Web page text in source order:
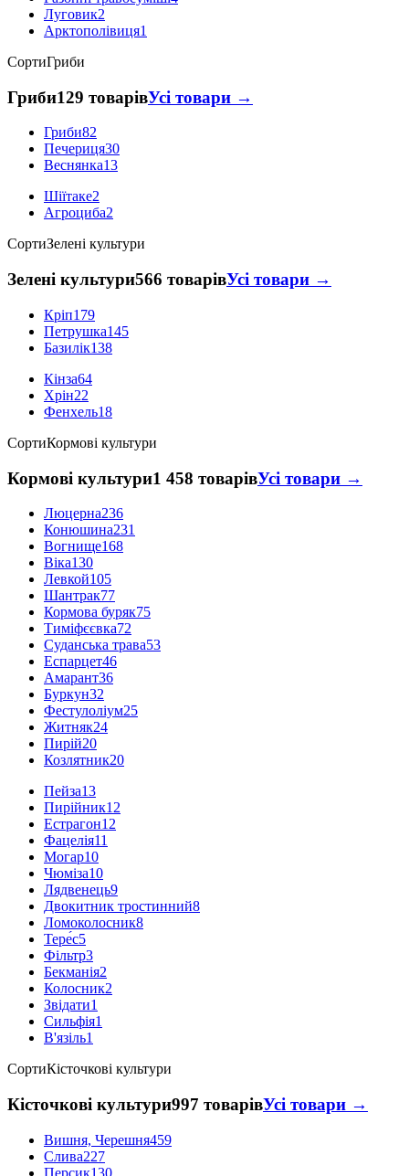
Луговик2
Арктополівиця1
СортиГриби
Гриби129 товарівУсі товари →
Гриби82
Печериця30
Веснянка13
Шіїтаке2
Агроциба2
СортиЗелені культури
Зелені культури566 товарівУсі товари →
Кріп179
Петрушка145
Базилік138
Кінза64
Хрін22
Фенхель18
СортиКормові культури
Кормові культури1 458 товарівУсі товари →
Люцерна236
Конюшина231
Вогнище168
Віка130
Левкой105
Шантрак77
Кормова буряк75
Тиміфєєвка72
Суданська трава53
Еспарцет46
Амарант36
Буркун32
Фестулоліум25
Житняк24
Пирій20
Козлятник20
Пейза13
Пирійник12
Естрагон12
Фацелія11
Могар10
Чюміза10
Лядвенець9
Двокитник тростинний8
Ломоколосник8
Тере́с5
Фільтр3
Бекманія2
Колосник2
Звідати1
Сильфія1
В'язіль1
СортиКісточкові культури
Кісточкові культури997 товарівУсі товари →
Вишня, Черешня459
Слива227
Персик130